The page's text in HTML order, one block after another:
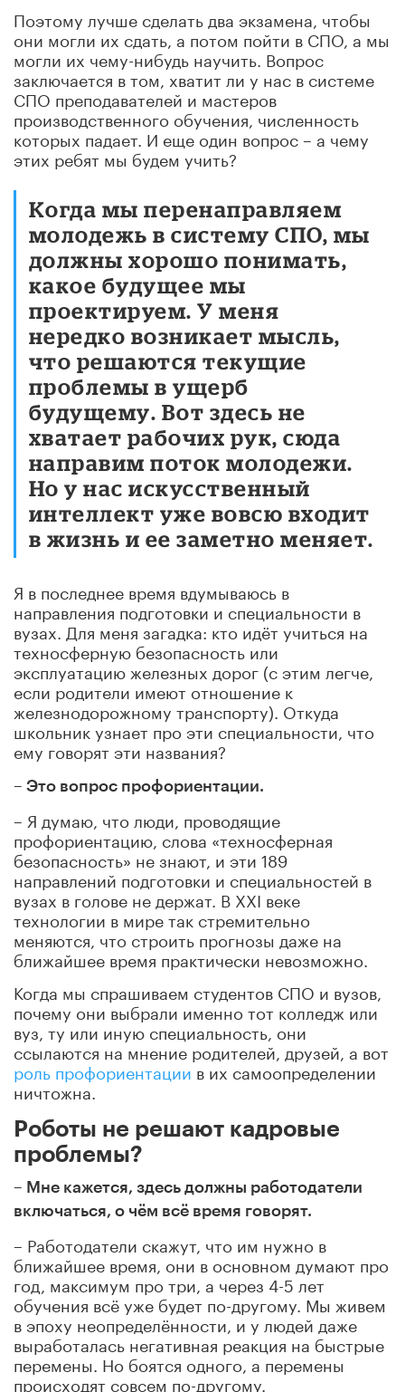
Поэтому лучше сделать два экзамена, чтобы
они могли их сдать, а потом пойти в СПО, а мы
могли их чему-нибудь научить. Вопрос
заключается в том, хватит ли у нас в системе
СПО преподавателей и мастеров
производственного обучения, численность
которых падает. И еще один вопрос – а чему
этих ребят мы будем учить?
Когда мы перенаправляем
молодежь в систему СПО, мы
должны хорошо понимать,
какое будущее мы
проектируем. У меня
нередко возникает мысль,
что решаются текущие
проблемы в ущерб
будущему. Вот здесь не
хватает рабочих рук, сюда
направим поток молодежи.
Но у нас искусственный
интеллект уже вовсю входит
в жизнь и ее заметно меняет.
Я в последнее время вдумываюсь в
направления подготовки и специальности в
вузах. Для меня загадка: кто идёт учиться на
техносферную безопасность или
эксплуатацию железных дорог (с этим легче,
если родители имеют отношение к
железнодорожному транспорту). Откуда
школьник узнает про эти специальности, что
ему говорят эти названия?
– Это вопрос профориентации.
– Я думаю, что люди, проводящие
профориентацию, слова «техносферная
безопасность» не знают, и эти 189
направлений подготовки и специальностей в
вузах в голове не держат. В ХХIвеке
технологии в мире так стремительно
меняются, что строить прогнозы даже на
ближайшее время практически невозможно.
Когда мы спрашиваем студентов СПО и вузов,
почему они выбрали именно тот колледж или
вуз, ту или иную специальность , они
ссылаются на мнение родителей, друзей, а вот
роль профориентациив их самоопределении
ничтожна
Роботы не решают кадровые
проблемы?
– Мне кажется, здесь должны работодатели
включаться, о чём всё время говорят.
– Работодатели скажут, что им нужно в
ближайшее время, они в основном думают про
год, максимум про три, а через 4-5 лет
обучения всё уже будет по-другому. Мы живем
в эпоху неопределённости, и у людей даже
выработалась негативная реакция на быстрые
перемены. Но боятся одного, а перемены
происходят совсем по-другому.